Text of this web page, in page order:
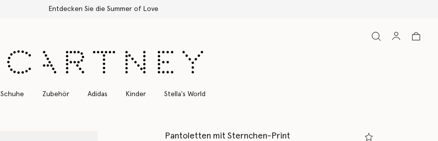
Kostenloser Expressversand für alle Bestellungen
Schuhe Zubehör Adidas Kinder Stella's World
Pantoletten mit Sternchen-Print